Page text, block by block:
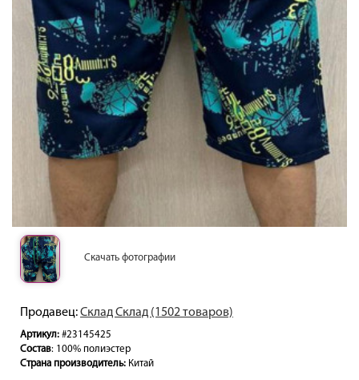
Скачать фотографии
Продавец:Склад Склад (1502 товаров)
Артикул: #23145425
Состав: 100% полиэстер
Страна производитель: Китай